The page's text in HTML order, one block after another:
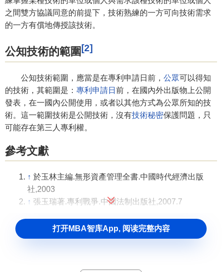
之間雙方協議同意的前提下，技術熟練的一方可向技術需求
的一方有償地傳授該技術。
公知技術的範圍 [2]
公知技術範圍，應當是在專利申請日前， 公眾可以得知
的技術，其範圍是： 專利申請日 前，在國內外出版物上公開
發表，在一國內公開使用，或者以其他方式為公眾所知的技
術。這一範圍技術是公開技術，沒有技術秘密保護問題，只
可能存在第三人專利權。
參考文獻
↑ 於玉林主編.無形資產管理全書.中國時代經濟出版
社,2003
↑ 張玉瑞著.專利戰爭.中國法制出版社,2007.7
打开MBA智库App, 阅读完整内容